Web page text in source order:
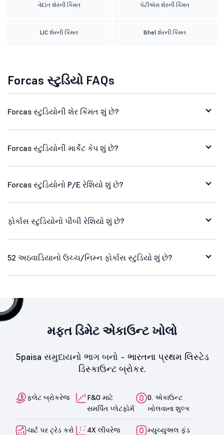
વેદાંત શેરની કિંમત પેટીએમ શેરની કિંમત
LIC શેરની કિંમત Bhel શેરની કિંમત
Forcas સ્ટુડિયો FAQs
Forcas સ્ટુડિયોની શેર કિંમત શું છે?
Forcas સ્ટુડિયોની માર્કેટ કેપ શું છે?
Forcas સ્ટુડિયોનો P/E રેશિયો શું છે?
ફોર્કાસ સ્ટુડિયોનો પીબી રેશિયો શું છે?
52 અઠવાડિયાનો ઉચ્ચ/નિમ્ન ફોર્કાસ સ્ટુડિયો શું છે?
મફત ડિમેટ એકાઉન્ટ ખોલો
5paisa સમુદાયનો ભાગ બનો - ભારતના પ્રથમ લિસ્ટેડ
ડિસ્કાઉન્ટ બ્રોકર.
ફ્લેટ બ્રોકરેજ
F&O માટે
સમર્પિત પ્લેટફોર્મ
0. એકાઉન્ટ
ખોલવાના શુલ્ક
ચાર્ટ પર ટ્રેડ કરો
4X લીવરેજ
મ્યુચ્યુઅલ ફંડ